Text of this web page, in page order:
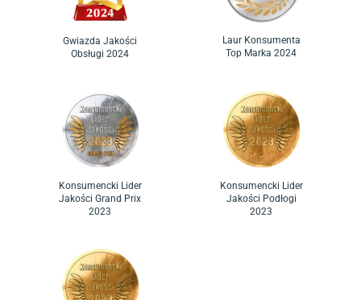
Gwiazda Jakości
Obsługi 2024
Laur Konsumenta
Top Marka 2024
Konsumencki Lider
Jakości Grand Prix
2023
Konsumencki Lider
Jakości Podłogi
2023